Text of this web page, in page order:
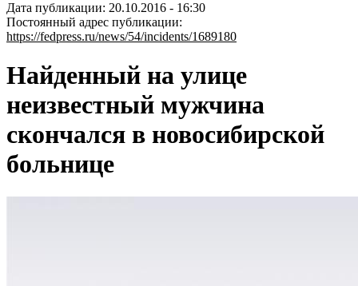
Дата публикации: 20.10.2016 - 16:30
Постоянный адрес публикации:
https://fedpress.ru/news/54/incidents/1689180
Найденный на улице
неизвестный мужчина
скончался в новосибирской
больнице